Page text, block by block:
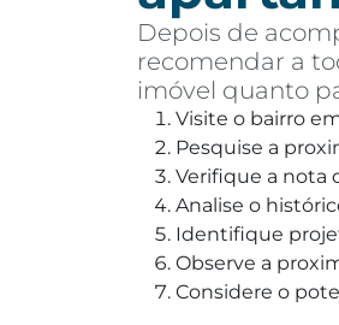
Depois de
recomendar a
imóvel quanto
Visite o bairro
Pesquise a
Verifique a nota
Analise o
Identifique
Observe a
Considere o